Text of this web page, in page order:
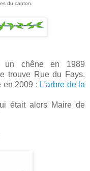
du canton.
un chêne en 1989
trouve Rue du Fays.
en 2009 : L'arbre de la
était alors Maire de